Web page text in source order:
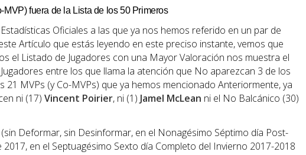
MVP) fuera de la Lista de los 50 Primeros
Oficiales a las que ya nos hemos referido en un par de
Artículo que estás leyendo en este preciso instante, vemos que
el Listado de Jugadores con una Mayor Valoración nos muestra el
entre los que llama la atención que No aparezcan 3 de los
21 MVPs (y Co-MVPs) que ya hemos mencionado Anteriormente, ya
ni (17) Vincent Poirier, ni (1) Jamel McLean ni el No Balcánico (30)
Deformar, sin Desinformar, en el Nonagésimo Séptimo día Post-
2017, en el Septuagésimo Sexto día Completo del Invierno 2017-2018